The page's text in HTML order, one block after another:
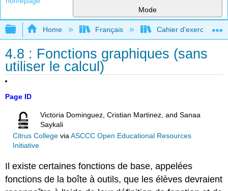
Mode
Expand/collapse global hierarchy
Home Français Cahier d'exercices
4.8 : Fonctions graphiques (sans
utiliser le calcul)
Page ID
Victoria Dominguez, Cristian Martinez, and Sanaa
Saykali
Citrus Collegevia ASCCC Open Educational Resources
Initiative
Il existe certaines fonctions de base, appelées
fonctions de la boîte à outils, que les élèves devraient